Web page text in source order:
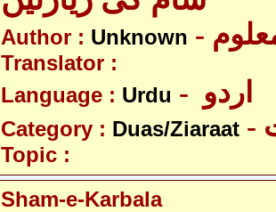
Author : Unknown
Translator :
Language : Urdu
Category : Duas/Ziaraat
Topic :
Sham-e-Karbala